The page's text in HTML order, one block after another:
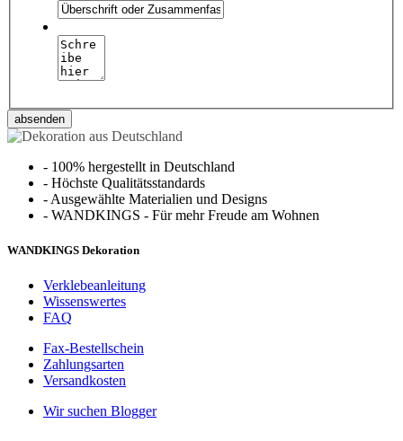
absenden
- 100% hergestellt in Deutschland
- Höchste Qualitätsstandards
- Ausgewählte Materialien und Designs
- WANDKINGS - Für mehr Freude am Wohnen
WANDKINGS Dekoration
Verklebeanleitung
Wissenswertes
FAQ
Fax-Bestellschein
Zahlungsarten
Versandkosten
Wir suchen Blogger